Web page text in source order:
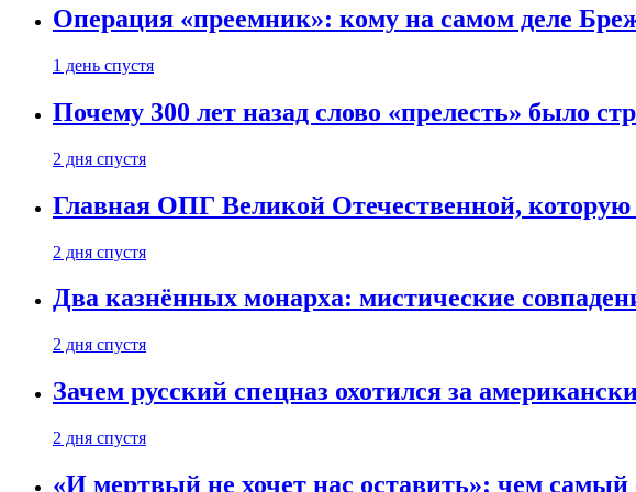
Операция «преемник»: кому на самом деле
1 день спустя
Почему 300 лет назад слово «прелесть» было
2 дня спустя
Главная ОПГ Великой Отечественной,
2 дня спустя
Два казнённых монарха: мистические
2 дня спустя
Зачем русский спецназ охотился за
2 дня спустя
«И мертвый не хочет нас оставить»: чем